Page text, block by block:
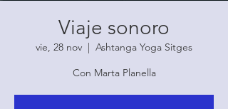
Viaje sonoro
vie, 28 nov
  |
Ashtanga Yoga Sitges
Con Marta Planella